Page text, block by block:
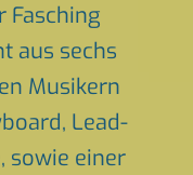
Fasching
aus sechs
Musikern
Lead-
sowie einer